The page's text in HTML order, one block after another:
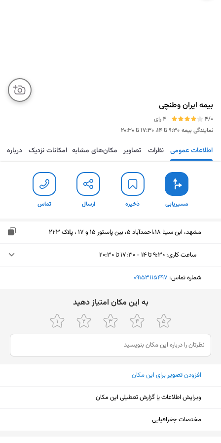
بیمه ایران وطنچی
4/0
4 رای
نمایندگی بیمه ۹:۳۰ تا ۱۴، ۱۷:۳۰ تا ۲۰:۳۰
مسیریابی ذخیره ارسال تماس اطلاعات عمومی نظرات تصاویر مکان‌های مشابه امکانات نزدیک درباره
مسیریابی ذخیره ارسال تماس
مشهد، ابن سینا ۱۸،احمدآباد ۵، بین پاستور 15 و ۱۷ ، پلاک 223
ساعت کاری: ۹:۳۰ تا ۱۴ - ۱۷:۳۰ تا ۲۰:۳۰
دوشنبه (امروز)
۹:۳۰ تا ۱۴ - ۱۷:۳۰ تا ۲۰:۳۰
پنجشنبه
۹:۳۰ تا ۱۴ - ۱۷:۳۰ تا ۲۰:۳۰
جمعه
تعطیل
شنبه
یکشنبه
شماره تماس: ‎09153115497
ﺑﻪ اﯾﻦ ﻣﮑﺎن اﻣﺘﯿﺎز دﻫﯿﺪ
افزودنتصویربرای این مکان
ویرایش اطلاعات یا گزارش تعطیلی این مکان
مختصات جغرافیایی